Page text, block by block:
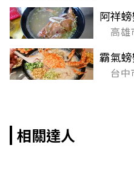
阿祥
高雄
霸氣螃
台中
相關達人